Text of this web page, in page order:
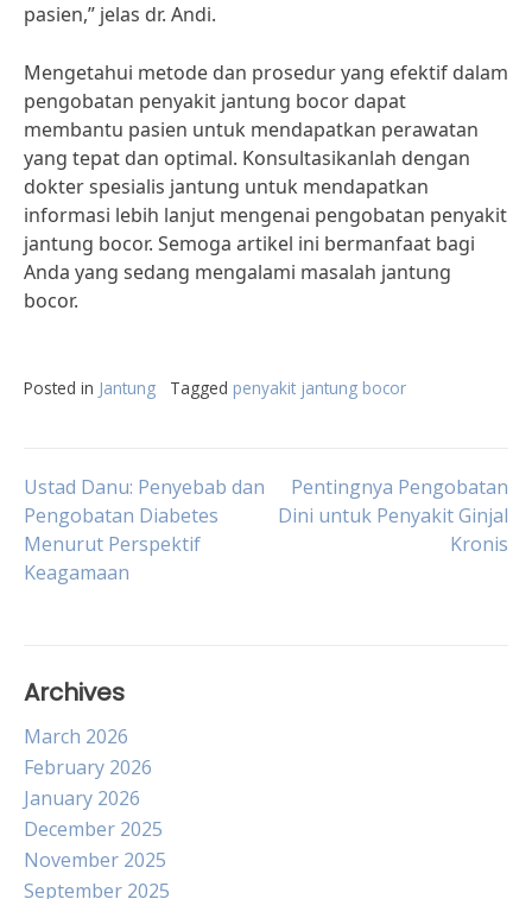
pasien,” jelas dr. Andi.
Mengetahui metode dan prosedur yang efektif dalam
pengobatan penyakit jantung bocor dapat
membantu pasien untuk mendapatkan perawatan
yang tepat dan optimal. Konsultasikanlah dengan
dokter spesialis jantung untuk mendapatkan
informasi lebih lanjut mengenai pengobatan penyakit
jantung bocor. Semoga artikel ini bermanfaat bagi
Anda yang sedang mengalami masalah jantung
bocor.
Posted in Jantung Tagged penyakit jantung bocor
Post
navigation
Ustad Danu: Penyebab dan
Pengobatan Diabetes
Menurut Perspektif
Keagamaan
Pentingnya Pengobatan
Dini untuk Penyakit Ginjal
Kronis
Archives
March 2026
February 2026
January 2026
December 2025
November 2025
September 2025